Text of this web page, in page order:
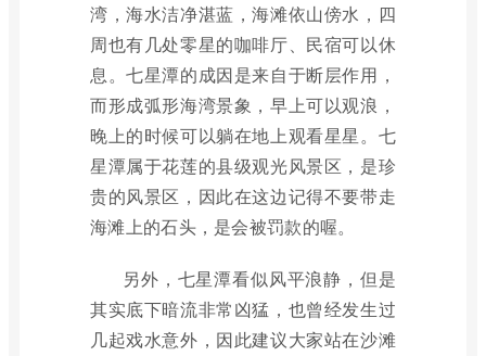
湾，海水洁净湛蓝，海滩依山傍水，四
周也有几处零星的咖啡厅、民宿可以休
息。七星潭的成因是来自于断层作用，
而形成弧形海湾景象，早上可以观浪，
晚上的时候可以躺在地上观看星星。七
星潭属于花莲的县级观光风景区，是珍
贵的风景区，因此在这边记得不要带走
海滩上的石头，是会被罚款的喔。
另外，七星潭看似风平浪静，但是
其实底下暗流非常凶猛，也曾经发生过
几起戏水意外，因此建议大家站在沙滩